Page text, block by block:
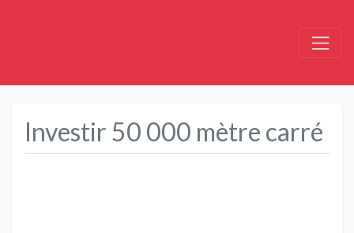
Investir 50 000 mètre carré